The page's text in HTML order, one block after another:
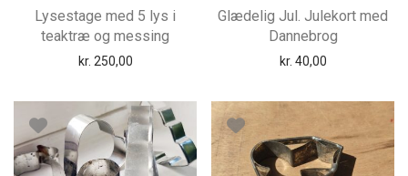
Lysestage med 5 lys i
teaktræ og messing
kr. 250,00
Glædelig Jul. Julekort med
Dannebrog
kr. 40,00